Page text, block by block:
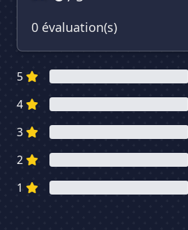
0 évaluation(s)
5
4
3
2
1